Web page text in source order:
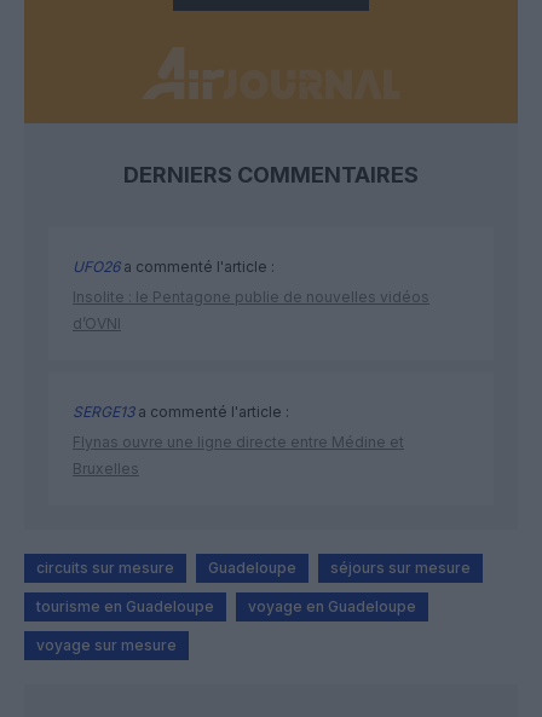
DERNIERS COMMENTAIRES
UFO26a commenté l'article :
Insolite : le Pentagone publie de nouvelles vidéos
d’OVNI
SERGE13a commenté l'article :
Flynas ouvre une ligne directe entre Médine et
Bruxelles
circuits sur mesure Guadeloupe séjours sur mesure
tourisme en Guadeloupe voyage en Guadeloupe
voyage sur mesure